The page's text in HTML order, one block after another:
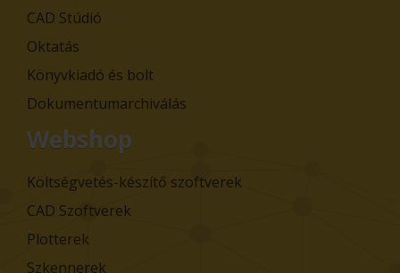
CAD Stúdió
Oktatás
Könyvkiadó és bolt
Dokumentumarchiválás
Webshop
Költségvetés-készítő szoftverek
CAD Szoftverek
Plotterek
Szkennerek